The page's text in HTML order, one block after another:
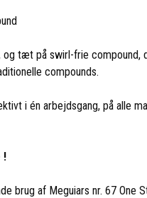
og tæt på swirl-frie
compounds.
i én arbejdsgang, på alle
!
brug af Meguiars nr. 67 One